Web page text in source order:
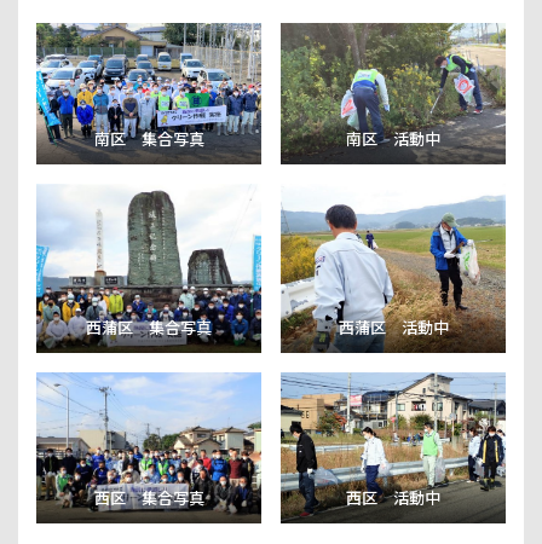
南区 集合写真 南区 活動中
西蒲区 集合写真 西蒲区 活動中
西区 集合写真 西区 活動中